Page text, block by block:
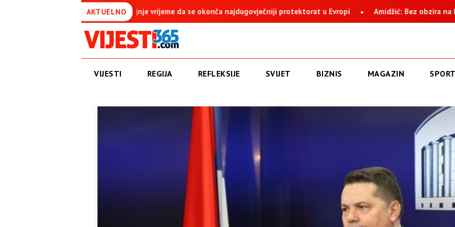
AKTUELNO
da se okonča najdugovječniji protektorat u Evropi Amidžić: Bez obzira na histeriju i nervozu, Suljagić i institucija na
VIJESTI REGIJA REFLEKSIJE SVIJET BIZNIS MAGAZIN SPORT